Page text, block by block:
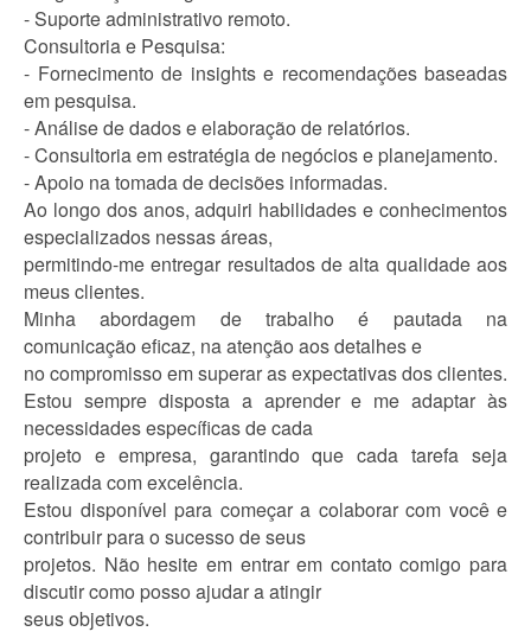
- Suporte administrativo remoto.
Consultoria e Pesquisa:
- Fornecimento de insights e recomendações baseadas
em pesquisa.
- Análise de dados e elaboração de relatórios.
- Consultoria em estratégia de negócios e planejamento.
- Apoio na tomada de decisões informadas.
Ao longo dos anos, adquiri habilidades e conhecimentos
especializados nessas áreas,
permitindo-me entregar resultados de alta qualidade aos
meus clientes.
Minha abordagem de trabalho é pautada na
comunicação eficaz, na atenção aos detalhes e
no compromisso em superar as expectativas dos clientes.
Estou sempre disposta a aprender e me adaptar às
necessidades específicas de cada
projeto e empresa, garantindo que cada tarefa seja
realizada com excelência.
Estou disponível para começar a colaborar com você e
contribuir para o sucesso de seus
projetos. Não hesite em entrar em contato comigo para
discutir como posso ajudar a atingir
seus objetivos.